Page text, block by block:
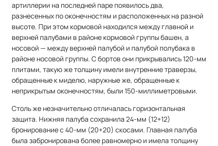
артиллерии на последней паре появилось два,
разнесенных по оконечностям и расположенных на разной
высоте. При этом кормовой находился между главной и
верхней палубами в районе кормовой группы башен, а
носовой — между верхней палубой и палубой полубака в
районе носовой группы. С бортов они прикрывались 120-мм
плитами, такую же толщину имели внутренние траверзы,
обращенные к миделю, наружные же, обращенные к
неприкрытым оконечностям, были 150-миллиметровыми.
Столь же незначительно отличалась горизонтальная
защита. Нижняя палуба сохранила 24-мм (12+12)
бронирование с 40-мм (20+20) скосами. Главная палуба
была забронирована более равномерно и имела толщину